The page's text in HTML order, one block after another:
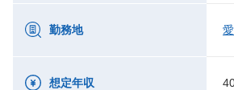
勤務地
想定年収